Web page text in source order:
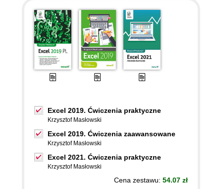
Excel 2019. Ćwiczenia praktyczne
Krzysztof Masłowski
Excel 2019. Ćwiczenia zaawansowane
Krzysztof Masłowski
Excel 2021. Ćwiczenia praktyczne
Krzysztof Masłowski
Cena zestawu: 54.07 zł